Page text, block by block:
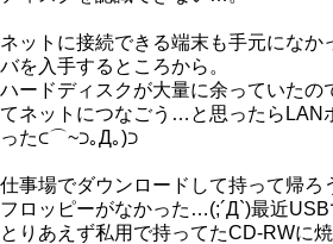
ネットに接続できる端末も手元になか
バを入手するところから。
ハードディスクが大量に余っていたの
てネットにつなごう…と思ったらLAN
った⊂⌒~⊃｡Д｡)⊃
仕事場でダウンロードして持って帰ろ
フロッピーがなかった…(;´Д`)最近USB
とりあえず私用で持ってたCD-RWに